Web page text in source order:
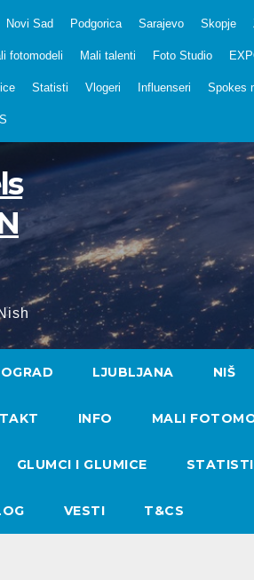
Novi Sad Podgorica Sarajevo Skopje
fotomodeli Mali talenti Foto Studio
Statisti Vlogeri Influenseri Spokes
LJUBLJANA NIŠ
INFO MALI
GLUMCI I GLUMICE STATISTI
VESTI T&CS